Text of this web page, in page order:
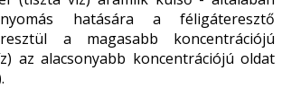
hatására a féligáteresztő
a magasabb koncentrációjú
az alacsonyabb koncentrációjú oldat